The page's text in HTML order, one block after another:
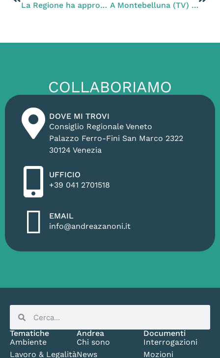
La Regione ha approvato l’impianto di rifiuti speciali a Zero Branco (TV). «Decisione allucinante e inspiegabile»
A Montebelluna (TV) per la “Festa del baSTARdino”
COLLABORIAMO
DOVE MI TROVI
Consiglio Regionale Veneto
Palazzo Ferro-Fini San Marco 2322
30124 Venezia
UFFICIO
+39 041 2701518
EMAIL
info@andreazanoni.it
Tematiche
Ambiente
Lavoro & Legalità
Andrea
Chi sono
News
Documenti
Interrogazioni
Mozioni